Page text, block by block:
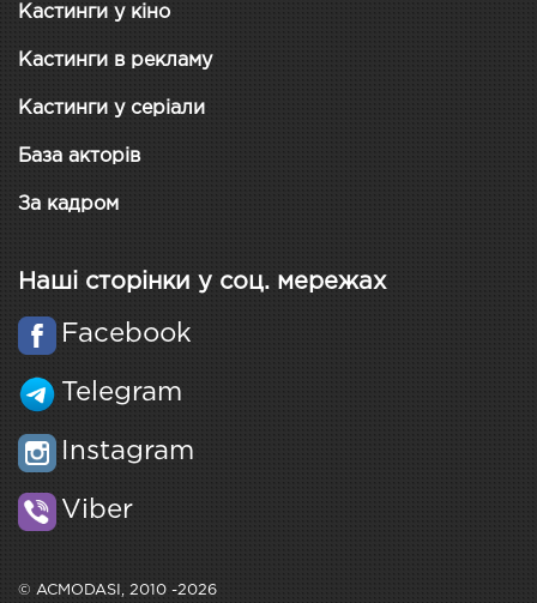
Кастинги у кіно
Кастинги в рекламу
Кастинги у серіали
База акторів
За кадром
Наші сторінки у соц. мережах
Facebook
Telegram
Instagram
Viber
© ACMODASI, 2010 -2026